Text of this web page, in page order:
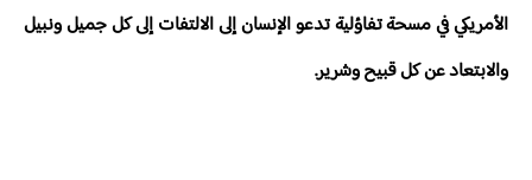
الأمريكي في مسحة تفاؤلية تدعو الإنسان إلى الالتفات إلى كل جميل ونبيل
والابتعاد عن كل قبيح وشرير.